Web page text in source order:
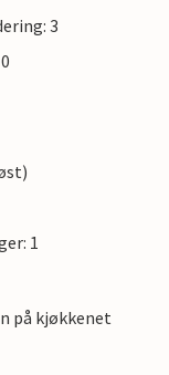
3
1
på kjøkkenet